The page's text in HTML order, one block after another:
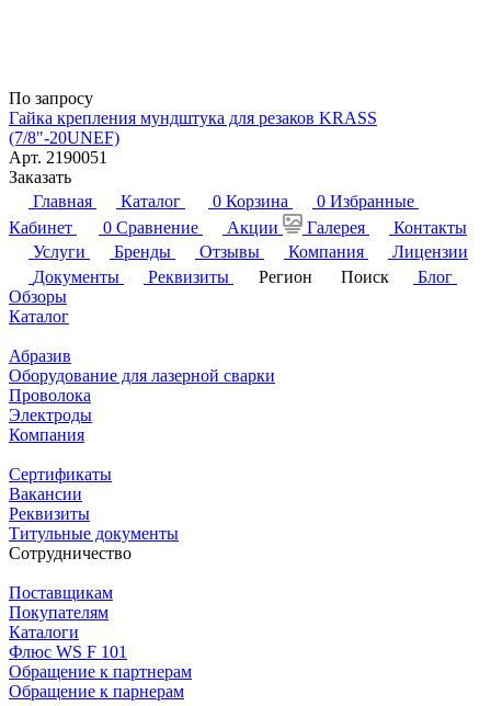
По запросу
Гайка крепления мундштука для резаков KRASS
(7/8"-20UNEF)
Арт. 2190051
Заказать
Главная
Каталог 0 Корзина 0 Избранные
Кабинет
0 Сравнение Акции Галерея
Контакты
Услуги
Бренды Отзывы Компания
Лицензии
Документы
Реквизиты Регион Поиск
Блог
Обзоры
Каталог
Абразив
Оборудование для лазерной сварки
Проволока
Электроды
Компания
Сертификаты
Вакансии
Реквизиты
Титульные документы
Сотрудничество
Поставщикам
Покупателям
Каталоги
Флюс WS F 101
Обращение к партнерам
Обращение к парнерам